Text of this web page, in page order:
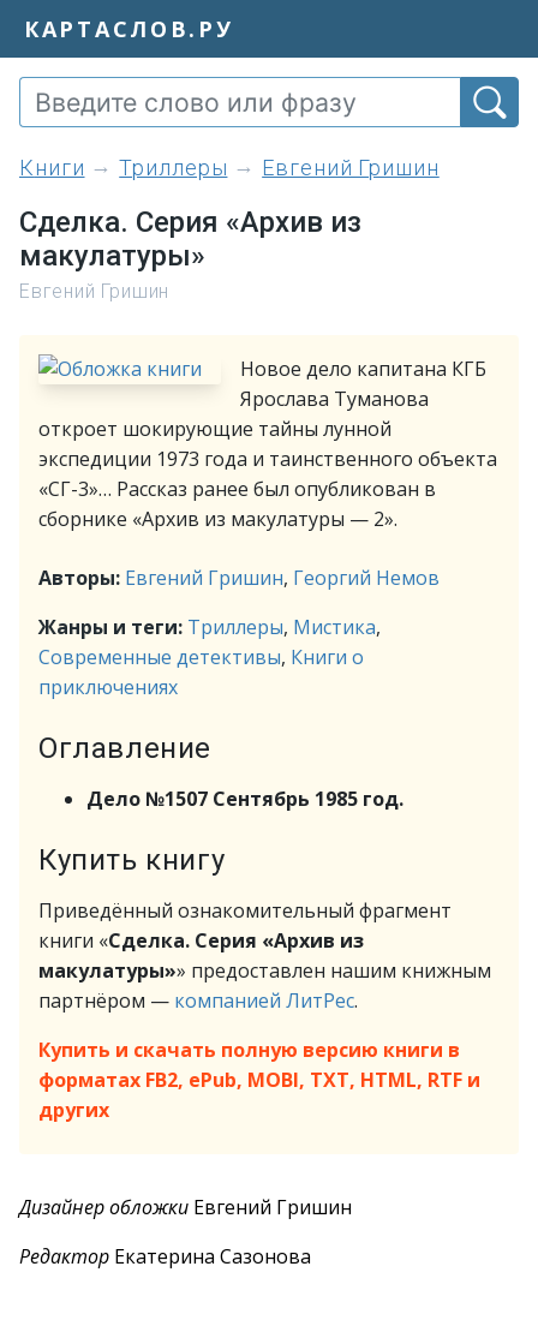
КАРТАСЛОВ.РУ
книги Триллеры Евгений Гришин
Сделка. Серия «Архив из
макулатуры»
Евгений Гришин
Новое дело капитана КГБ
Ярослава Туманова
откроет шокирующие тайны лунной
экспедиции 1973 года и таинственного объекта
«СГ-3»… Рассказ ранее был опубликован в
сборнике «Архив из макулатуры — 2».
Авторы: Евгений Гришин, Георгий Немов
Жанры и теги: Триллеры, Мистика,
Современные детективы, Книги о
приключениях
Оглавление
Дело №1507 Сентябрь 1985 год.
Купить книгу
Приведённый ознакомительный фрагмент
книги «Сделка. Серия «Архив из
макулатуры»» предоставлен нашим книжным
партнёром — компанией ЛитРес.
Купить и скачать полную версию книги в
форматах FB2, ePub, MOBI, TXT, HTML, RTF и
других
Дизайнер обложки Евгений Гришин
Редактор Екатерина Сазонова